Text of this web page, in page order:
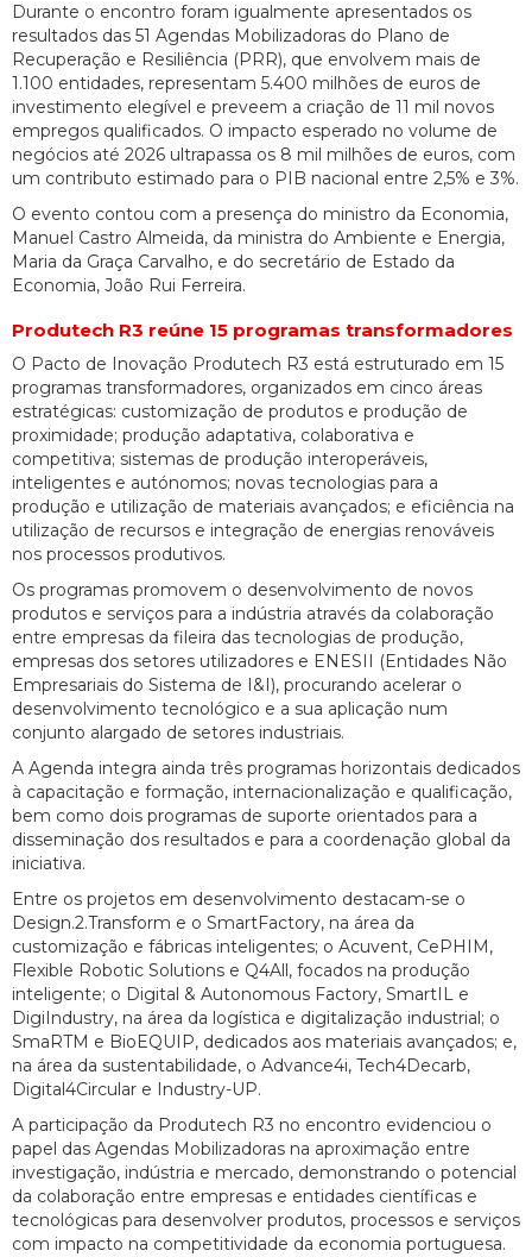
Durante o encontro foram igualmente apresentados os
resultados das 51 Agendas Mobilizadoras do Plano de
Recuperação e Resiliência (PRR), que envolvem mais de
1.100 entidades, representam 5.400 milhões de euros de
investimento elegível e preveem a criação de 11 mil novos
empregos qualificados. O impacto esperado no volume de
negócios até 2026 ultrapassa os 8 mil milhões de euros, com
um contributo estimado para o PIB nacional entre 2,5% e 3%.
O evento contou com a presença do ministro da Economia,
Manuel Castro Almeida, da ministra do Ambiente e Energia,
Maria da Graça Carvalho, e do secretário de Estado da
Economia, João Rui Ferreira.
Produtech R3 reúne 15 programas transformadores
O Pacto de Inovação Produtech R3 está estruturado em 15
programas transformadores, organizados em cinco áreas
estratégicas: customização de produtos e produção de
proximidade; produção adaptativa, colaborativa e
competitiva; sistemas de produção interoperáveis,
inteligentes e autónomos; novas tecnologias para a
produção e utilização de materiais avançados; e eficiência na
utilização de recursos e integração de energias renováveis
nos processos produtivos.
Os programas promovem o desenvolvimento de novos
produtos e serviços para a indústria através da colaboração
entre empresas da fileira das tecnologias de produção,
empresas dos setores utilizadores e ENESII (Entidades Não
Empresariais do Sistema de I&I), procurando acelerar o
desenvolvimento tecnológico e a sua aplicação num
conjunto alargado de setores industriais.
A Agenda integra ainda três programas horizontais dedicados
à capacitação e formação, internacionalização e qualificação,
bem como dois programas de suporte orientados para a
disseminação dos resultados e para a coordenação global da
iniciativa.
Entre os projetos em desenvolvimento destacam-se o
Design.2.Transform e o SmartFactory, na área da
customização e fábricas inteligentes; o Acuvent, CePHIM,
Flexible Robotic Solutions e Q4All, focados na produção
inteligente; o Digital & Autonomous Factory, SmartIL e
DigiIndustry, na área da logística e digitalização industrial; o
SmaRTM e BioEQUIP, dedicados aos materiais avançados; e,
na área da sustentabilidade, o Advance4i, Tech4Decarb,
Digital4Circular e Industry-UP.
A participação da Produtech R3 no encontro evidenciou o
papel das Agendas Mobilizadoras na aproximação entre
investigação, indústria e mercado, demonstrando o potencial
da colaboração entre empresas e entidades científicas e
tecnológicas para desenvolver produtos, processos e serviços
com impacto na competitividade da economia portuguesa.